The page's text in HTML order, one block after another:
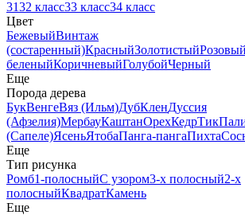
3132 класс33 класс34 класс
Цвет
БежевыйВинтаж
(состаренный)КрасныйЗолотистыйРозовый
беленыйКоричневыйГолубойЧерный
Еще
Порода дерева
БукВенгеВяз (Ильм)ДубКленДуссия
(Афзелия)МербауКаштанОрехКедрТик
(Сапеле)ЯсеньЯтобаПанга-пангаПихта
Еще
Тип рисунка
Ромб1-полосныйС узором3-х полосный2-х
полосныйКвадратКамень
Еще